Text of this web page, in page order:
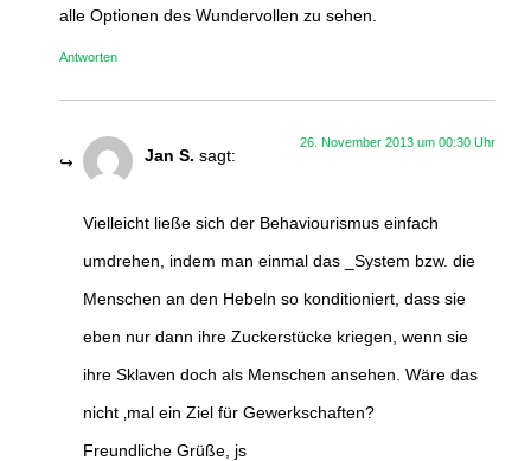
alle Optionen des Wundervollen zu sehen.
Antworten
Jan S. sagt:
26. November 2013 um 00:30 Uhr
Vielleicht ließe sich der Behaviourismus einfach
umdrehen, indem man einmal das _System bzw. die
Menschen an den Hebeln so konditioniert, dass sie
eben nur dann ihre Zuckerstücke kriegen, wenn sie
ihre Sklaven doch als Menschen ansehen. Wäre das
nicht ‚mal ein Ziel für Gewerkschaften?
Freundliche Grüße, js